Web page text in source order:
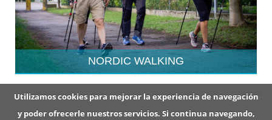
Utilizamos cookies para mejorar la experiencia de navegación
y poder ofrecerle nuestros servicios. Si continua navegando,
NORDIC WALKING